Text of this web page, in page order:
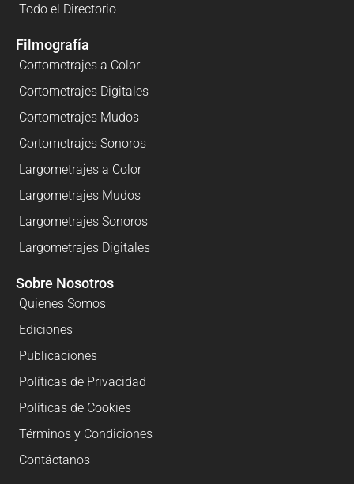
Todo el Directorio
Filmografía
Cortometrajes a Color
Cortometrajes Digitales
Cortometrajes Mudos
Cortometrajes Sonoros
Largometrajes a Color
Largometrajes Mudos
Largometrajes Sonoros
Largometrajes Digitales
Sobre Nosotros
Quienes Somos
Ediciones
Publicaciones
Políticas de Privacidad
Políticas de Cookies
Términos y Condiciones
Contáctanos